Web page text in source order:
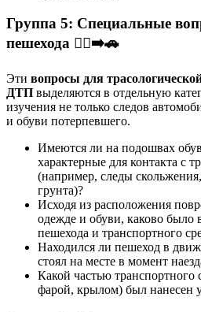
Группа 5: Специальные
пешехода 🚶‍♂️➡️🚗
Эти вопросы для
ДТП выделяются в отдельную
изучения не только следов
и обуви потерпевшего.
Имеются ли на подошвах
характерные для контакта с
(например, следы
грунта)?
Исходя из расположения
одежде и обуви, каково было
пешехода и транспортного
Находился ли пешеход в
стоял на месте в момент
Какой частью транспортного
фарой, крылом) был нанесен